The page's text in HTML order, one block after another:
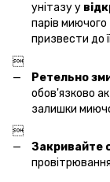
унітазу у
парів
призвести до

Ретельно
обов'язково
залишки

Закривайте